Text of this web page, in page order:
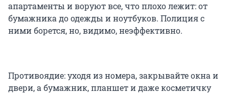
апартаменты и воруют все, что плохо лежит: от
бумажника до одежды и ноутбуков. Полиция с
ними борется, но, видимо, неэффективно.
Противоядие: уходя из номера, закрывайте окна и
двери, а бумажник, планшет и даже косметичку